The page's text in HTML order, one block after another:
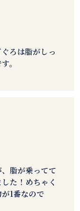
ろは脂がしっ
。
脂が乗ってて
た！めちゃく
1番なので